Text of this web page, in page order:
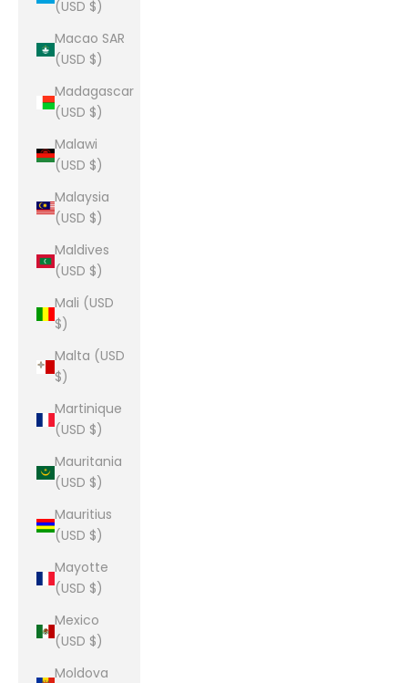
(USD $)
Macao SAR
(USD $)
Madagascar
(USD $)
Malawi
(USD $)
Malaysia
(USD $)
Maldives
(USD $)
Mali (USD
$)
Malta (USD
$)
Martinique
(USD $)
Mauritania
(USD $)
Mauritius
(USD $)
Mayotte
(USD $)
Mexico
(USD $)
Moldova